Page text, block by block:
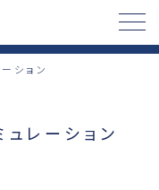
ション
レーション